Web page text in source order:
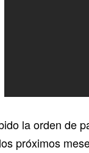
la orden de
próximos